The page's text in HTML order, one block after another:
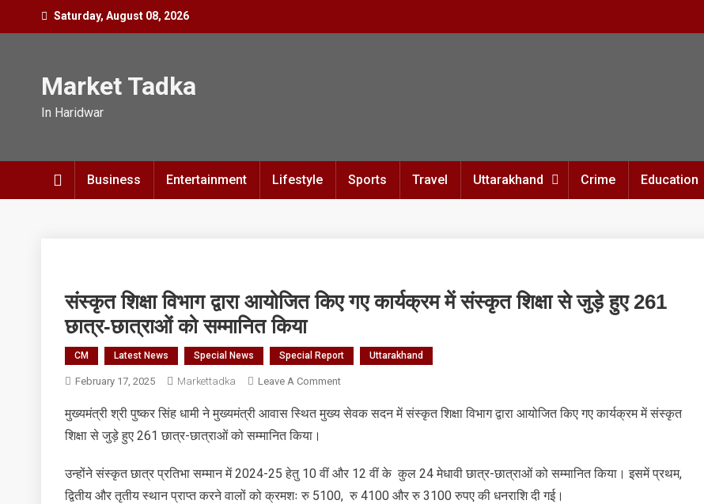
Saturday, August 08, 2026
Market Tadka
In Haridwar
Business Entertainment Lifestyle Sports Travel Uttarakhand Crime Education
संस्कृत शिक्षा विभाग द्वारा आयोजित किए गए कार्यक्रम में संस्कृत शिक्षा से जुड़े हुए 261
छात्र-छात्राओं को सम्मानित किया
CM Latest News Special News Special Report Uttarakhand
February 17, 2025 Markettadka Leave A CommentOn
शिक्षा
आयोजित
किए
मुख्यमंत्री श्री पुष्कर सिंह धामी ने मुख्यमंत्री आवास स्थित मुख्य सेवक सदन में संस्कृत शिक्षा विभाग द्वारा आयोजित किए गए कार्यक्रम में संस्कृत
शिक्षा से जुड़े हुए 261 छात्र-छात्राओं को सम्मानित किया।
उन्होंने संस्कृत छात्र प्रतिभा सम्मान में 2024-25 हेतु 10 वीं और 12 वीं के कुल 24 मेधावी छात्र-छात्राओं को सम्मानित किया। इसमें प्रथम,
द्वितीय और तृतीय स्थान प्राप्त करने वालों को क्रमशः रु 5100, रु 4100 और रु 3100 रुपए की धनराशि दी गई।